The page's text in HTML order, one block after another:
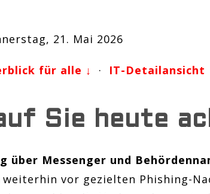
21. Mai 2026
für alle ↓ · IT-Detailansicht
Sie heute
über Messenger und
weiterhin vor gezielten Phishing-